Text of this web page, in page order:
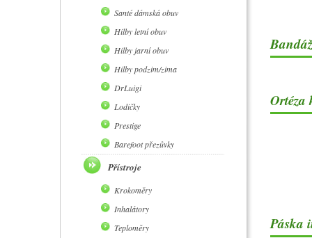
Ortéza
Páska
Santé dámská obuv
Hilby letní obuv
Hilby jarní obuv
Hilby podzim/zima
DrLuigi
Lodičky
Prestige
Barefoot přezůvky
Přístroje
Krokoměry
Inhalátory
Teploměry